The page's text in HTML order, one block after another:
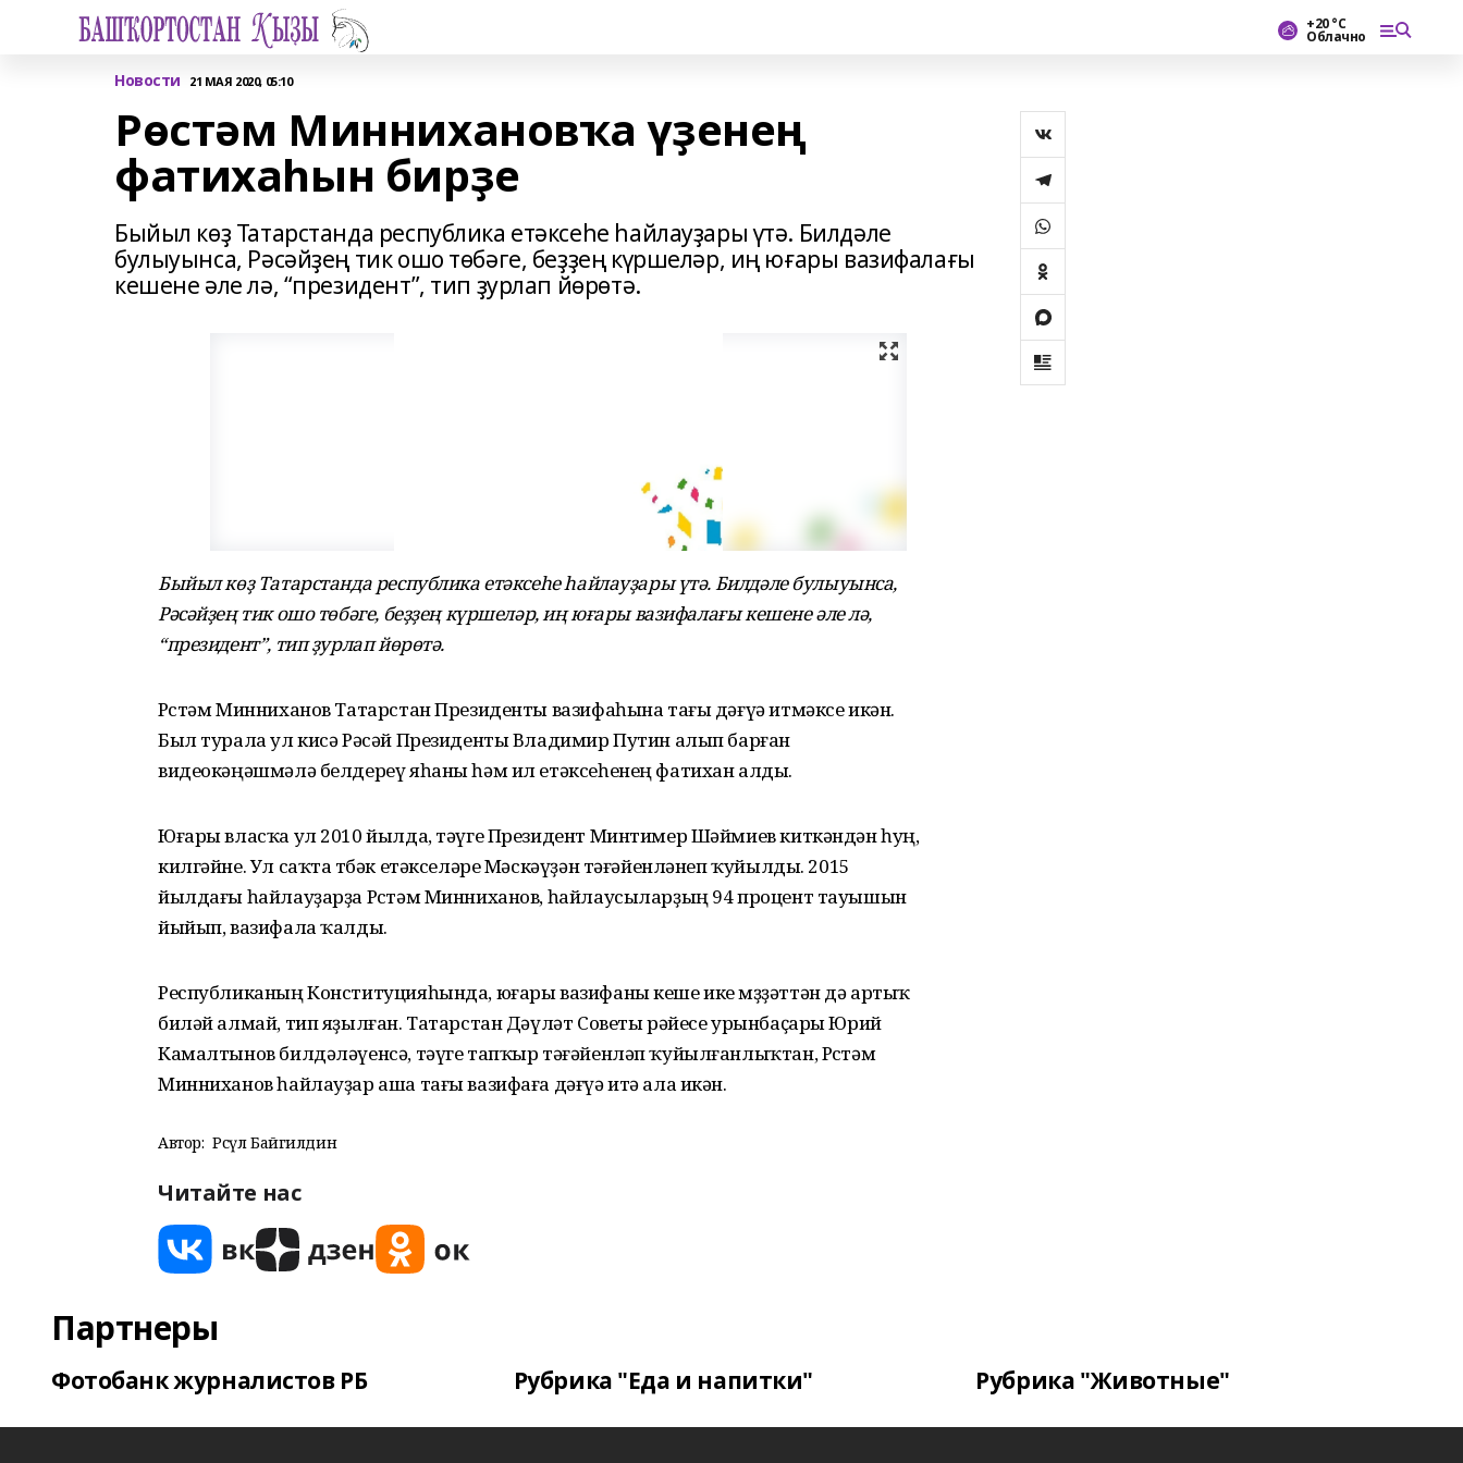
+20 °С
Облачно
Новости 21 МАЯ 2020, 05:10
Рөстәм Миннихановҡа үҙенең
фатихаһын бирҙе
Быйыл көҙ Татарстанда республика етәксеһе һайлауҙары үтә. Билдәле
булыуынса, Рәсәйҙең тик ошо төбәге, беҙҙең күршеләр, иң юғары вазифалағы
кешене әле лә, “президент”, тип ҙурлап йөрөтә.
Быйыл көҙ Татарстанда республика етәксеһе һайлауҙары үтә. Билдәле булыуынса,
Рәсәйҙең тик ошо төбәге, беҙҙең күршеләр, иң юғары вазифалағы кешене әле лә,
“президент”, тип ҙурлап йөрөтә.
Рөстәм Минниханов Татарстан Президенты вазифаһына тағы дәғүә итмәксе икән.
Был турала ул кисә Рәсәй Президенты Владимир Путин алып барған
видеокәңәшмәлә белдереү яһаны һәм ил етәксеһенең фатихан алды.
Юғары власҡа ул 2010 йылда, тәүге Президент Минтимер Шәймиев киткәндән һуң,
килгәйне. Ул саҡта төбәк етәкселәре Мәскәүҙән тәғәйенләнеп ҡуйылды. 2015
йылдағы һайлауҙарҙа Рөстәм Минниханов, һайлаусыларҙың 94 процент тауышын
йыйып, вазифала ҡалды.
Республиканың Конституцияһында, юғары вазифаны кеше ике мөҙҙәттән дә артыҡ
биләй алмай, тип яҙылған. Татарстан Дәүләт Советы рәйесе урынбаҫары Юрий
Камалтынов билдәләүенсә, тәүге тапҡыр тәғәйенләп ҡуйылғанлыҡтан, Рөстәм
Минниханов һайлауҙар аша тағы вазифаға дәғүә итә ала икән.
Автор: Рәсүл Байгилдин
Читайте нас
Партнеры
Фотобанк журналистов РБ Рубрика "Еда и напитки" Рубрика "Животные"